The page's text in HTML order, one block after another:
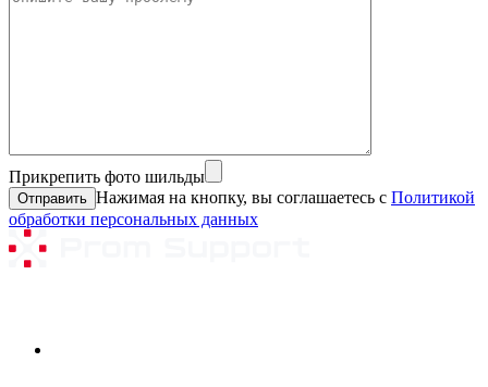
Прикрепить фото шильды
Нажимая на кнопку, вы соглашаетесь с Политикой
обработки персональных данных